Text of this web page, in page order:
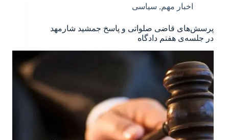
اخبار مهم, سیاسی
پرسش‌های قاضی صلواتی و پاسخ جمشید شارمهد
در جلسه‌ی هفتم دادگاه